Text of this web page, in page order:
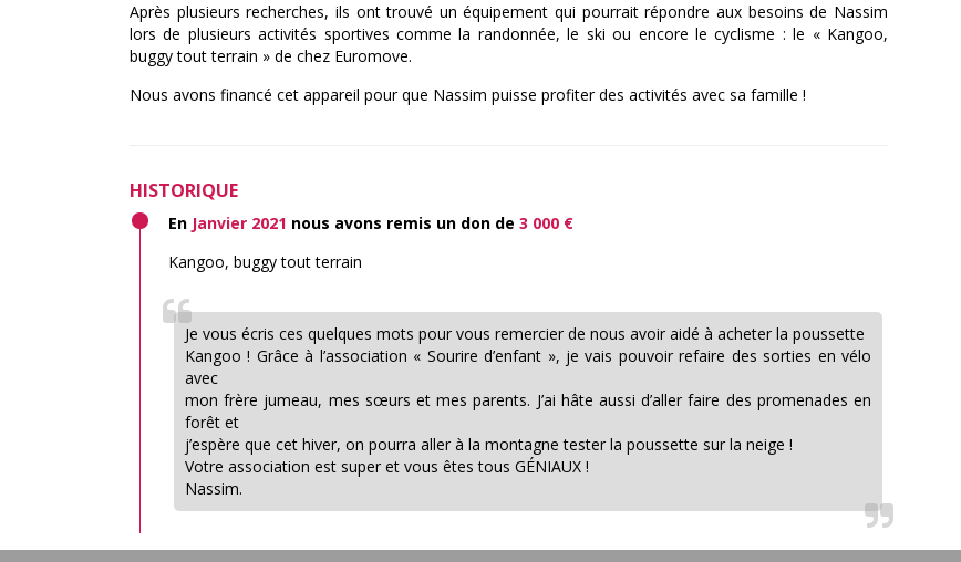
Après plusieurs recherches, ils ont trouvé un équipement qui pourrait répondre aux besoins de Nassim
lors de plusieurs activités sportives comme la randonnée, le ski ou encore le cyclisme : le « Kangoo,
buggy tout terrain » de chez Euromove.
Nous avons financé cet appareil pour que Nassim puisse profiter des activités avec sa famille !
HISTORIQUE
En Janvier 2021 nous avons remis un don de 3 000 €
Kangoo, buggy tout terrain
Je vous écris ces quelques mots pour vous remercier de nous avoir aidé à acheter la poussette
Kangoo ! Grâce à l’association « Sourire d’enfant », je vais pouvoir refaire des sorties en vélo
avec
mon frère jumeau, mes sœurs et mes parents. J’ai hâte aussi d’aller faire des promenades en
forêt et
j’espère que cet hiver, on pourra aller à la montagne tester la poussette sur la neige !
Votre association est super et vous êtes tous GÉNIAUX !
Nassim.